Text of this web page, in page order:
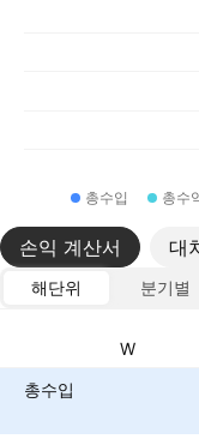
총수입
총수
손익 계산서 대
해단위
분기별
통화: KRW
총수입